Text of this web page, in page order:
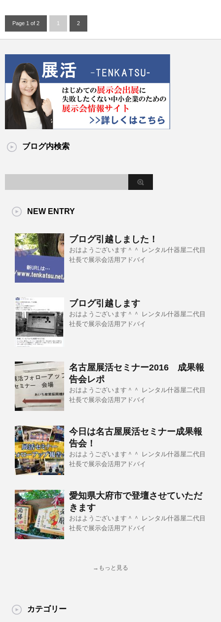
Page 1 of 2 1 2
ブログ内検索
NEW ENTRY
ブログ引越しました！
おはようございます＾＾ レンタル什器屋二代目
社長で展示会活用アドバイ
ブログ引越します
おはようございます＾＾ レンタル什器屋二代目
社長で展示会活用アドバイ
名古屋展活セミナー2016 成果報
告会レポ
おはようございます＾＾ レンタル什器屋二代目
社長で展示会活用アドバイ
今日は名古屋展活セミナー成果報
告会！
おはようございます＾＾ レンタル什器屋二代目
社長で展示会活用アドバイ
愛知県大府市で登壇させていただ
きます
おはようございます＾＾ レンタル什器屋二代目
社長で展示会活用アドバイ
→もっと見る
カテゴリー